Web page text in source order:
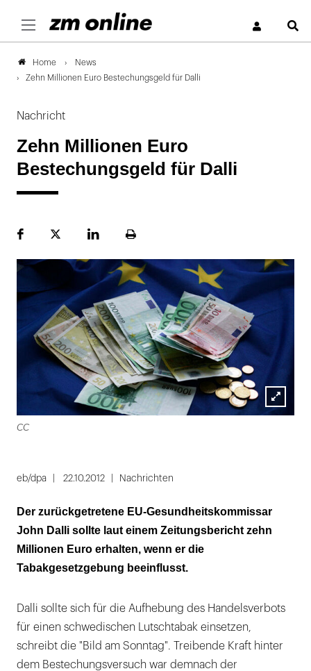
Home
News
Zehn Millionen Euro Bestechungsgeld für Dalli
Nachricht
Zehn Millionen Euro
Bestechungsgeld für Dalli
FacebookPlattformLinekdInSeite
Lightbox
CC
eb/dpa 22.10.2012 Nachrichten
Der zurückgetretene EU-Gesundheitskommissar
John Dalli sollte laut einem Zeitungsbericht zehn
Millionen Euro erhalten, wenn er die
Tabakgesetzgebung beeinflusst.
Dalli sollte sich für die Aufhebung des Handelsverbots
für einen schwedischen Lutschtabak einsetzen,
schreibt die "Bild am Sonntag". Treibende Kraft hinter
dem Bestechungsversuch war demnach der